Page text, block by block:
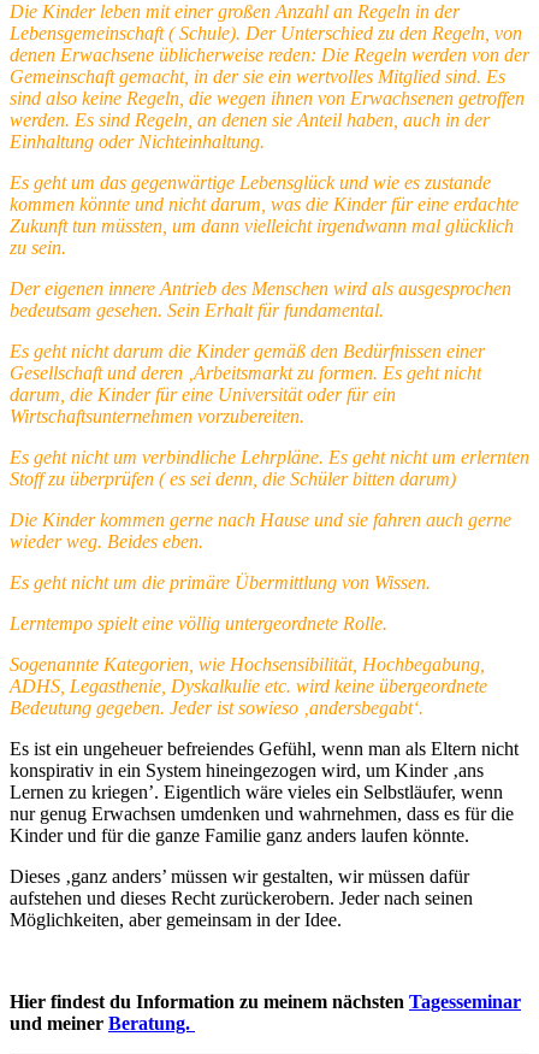
Die Kinder leben mit einer großen Anzahl an Regeln in der
Lebensgemeinschaft ( Schule). Der Unterschied zu den Regeln, von
denen Erwachsene üblicherweise reden: Die Regeln werden von der
Gemeinschaft gemacht, in der sie ein wertvolles Mitglied sind. Es
sind also keine Regeln, die wegen ihnen von Erwachsenen getroffen
werden. Es sind Regeln, an denen sie Anteil haben, auch in der
Einhaltung oder Nichteinhaltung.
Es geht um das gegenwärtige Lebensglück und wie es zustande
kommen könnte und nicht darum, was die Kinder für eine erdachte
Zukunft tun müssten, um dann vielleicht irgendwann mal glücklich
zu sein.
Der eigenen innere Antrieb des Menschen wird als ausgesprochen
bedeutsam gesehen. Sein Erhalt für fundamental.
Es geht nicht darum die Kinder gemäß den Bedürfnissen einer
Gesellschaft und deren ‚Arbeitsmarkt zu formen. Es geht nicht
darum, die Kinder für eine Universität oder für ein
Wirtschaftsunternehmen vorzubereiten.
Es geht nicht um verbindliche Lehrpläne. Es geht nicht um erlernten
Stoff zu überprüfen ( es sei denn, die Schüler bitten darum)
Die Kinder kommen gerne nach Hause und sie fahren auch gerne
wieder weg. Beides eben.
Es geht nicht um die primäre Übermittlung von Wissen.
Lerntempo spielt eine völlig untergeordnete Rolle.
Sogenannte Kategorien, wie Hochsensibilität, Hochbegabung,
ADHS, Legasthenie, Dyskalkulie etc. wird keine übergeordnete
Bedeutung gegeben. Jeder ist sowieso ‚andersbegabt‘.
Es ist ein ungeheuer befreiendes Gefühl, wenn man als Eltern nicht
konspirativ in ein System hineingezogen wird, um Kinder ‚ans
Lernen zu kriegen’. Eigentlich wäre vieles ein Selbstläufer, wenn
nur genug Erwachsen umdenken und wahrnehmen, dass es für die
Kinder und für die ganze Familie ganz anders laufen könnte.
Dieses ‚ganz anders’ müssen wir gestalten, wir müssen dafür
aufstehen und dieses Recht zurückerobern. Jeder nach seinen
Möglichkeiten, aber gemeinsam in der Idee.
Hier findest du Information zu meinem nächsten Tagesseminar
und meiner Beratung.